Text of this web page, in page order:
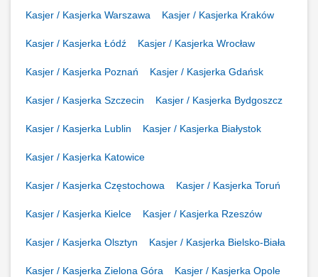
Kasjer / Kasjerka Warszawa Kasjer / Kasjerka Kraków
Kasjer / Kasjerka Łódź Kasjer / Kasjerka Wrocław
Kasjer / Kasjerka Poznań Kasjer / Kasjerka Gdańsk
Kasjer / Kasjerka Szczecin Kasjer / Kasjerka Bydgoszcz
Kasjer / Kasjerka Lublin Kasjer / Kasjerka Białystok
Kasjer / Kasjerka Katowice
Kasjer / Kasjerka Częstochowa Kasjer / Kasjerka Toruń
Kasjer / Kasjerka Kielce Kasjer / Kasjerka Rzeszów
Kasjer / Kasjerka Olsztyn Kasjer / Kasjerka Bielsko-Biała
Kasjer / Kasjerka Zielona Góra Kasjer / Kasjerka Opole